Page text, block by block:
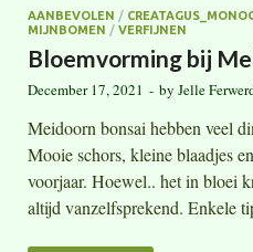
AANBEVOLEN /
MIJNBOMEN / VERFIJNEN
Bloemvorming bij
December 17, 2021 - by Jelle
Meidoorn bonsai hebben veel
Mooie schors, kleine blaadjes
voorjaar. Hoewel.. het in bloei
altijd vanzelfsprekend. Enkele